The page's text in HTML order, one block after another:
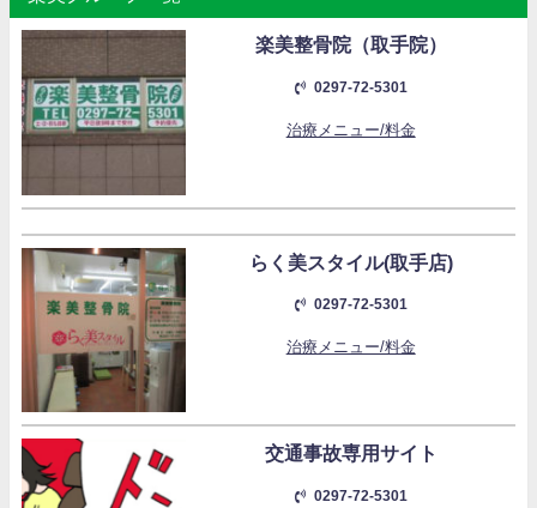
楽美整骨院（取手院）
0297-72-5301
治療メニュー/料金
らく美スタイル(取手店)
0297-72-5301
治療メニュー/料金
交通事故専用サイト
0297-72-5301